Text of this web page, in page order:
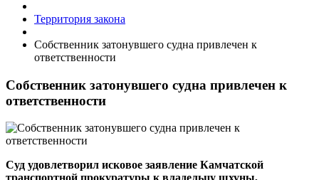
Территория закона
Собственник затонувшего судна привлечен к
ответственности
Собственник затонувшего судна привлечен к
ответственности
Суд удовлетворил исковое заявление Камчатской